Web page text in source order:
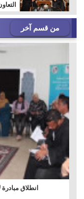
من قسم آخر
انطلاق مبادرة